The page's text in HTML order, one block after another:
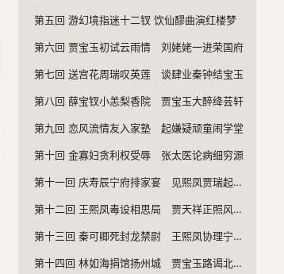
第五回 游幻境指迷十二钗 饮仙醪曲演红楼梦
第六回 贾宝玉初试云雨情 刘姥姥一进荣国府
第七回 送宫花周瑞叹英莲 谈肆业秦钟结宝玉
第八回 薛宝钗小恙梨香院 贾宝玉大醉绛芸轩
第九回 恋风流情友入家塾 起嫌疑顽童闹学堂
第十回 金寡妇贪利权受辱 张太医论病细穷源
第十一回 庆寿辰宁府排家宴 见熙凤贾瑞起淫心
第十二回 王熙凤毒设相思局 贾天祥正照风月鉴
第十三回 秦可卿死封龙禁尉 王熙凤协理宁国府
第十四回 林如海捐馆扬州城 贾宝玉路谒北静王